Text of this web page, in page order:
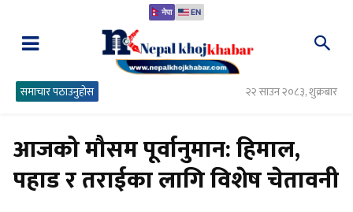
नेपा EN
समाचार पठाउनुहोस २२ साउन २०८३, शुक्रबार
आजको मौसम पूर्वानुमान: हिमाल,
पहाड र तराईका लागि विशेष चेतावनी